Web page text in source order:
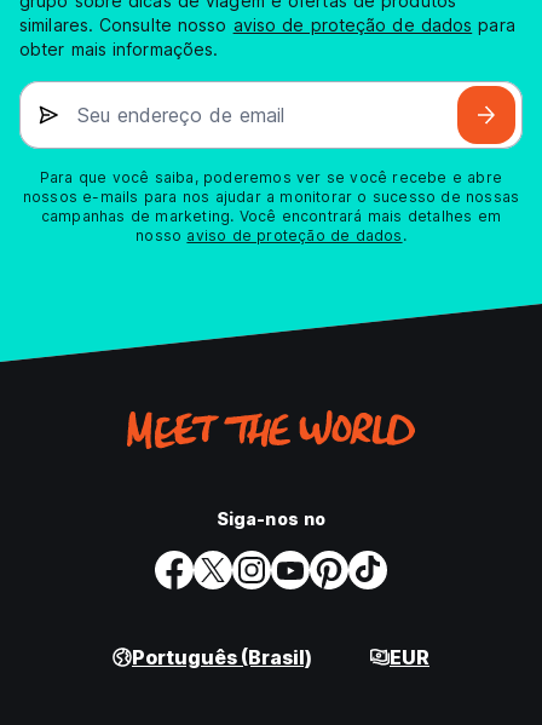
similares. Consulte nosso aviso de proteção de dados para
obter mais informações.
Seu endereço de email
Para que você saiba, poderemos ver se você recebe e abre
nossos e-mails para nos ajudar a monitorar o sucesso de nossas
campanhas de marketing. Você encontrará mais detalhes em
nosso aviso de proteção de dados .
Siga-nos no
Português (Brasil) EUR